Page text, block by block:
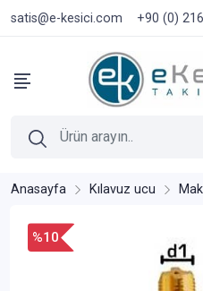
satis@e-kesici.com +90 (0)
Anasayfa Kılavuz ucu
%10